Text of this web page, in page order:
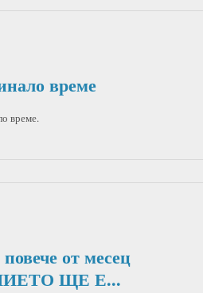
време
време.
от месец
ЩЕ Е...